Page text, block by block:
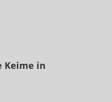
Keime in